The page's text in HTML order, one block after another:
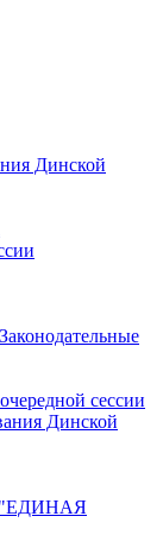
Динской
сессии
Динской
"ЕДИНАЯ